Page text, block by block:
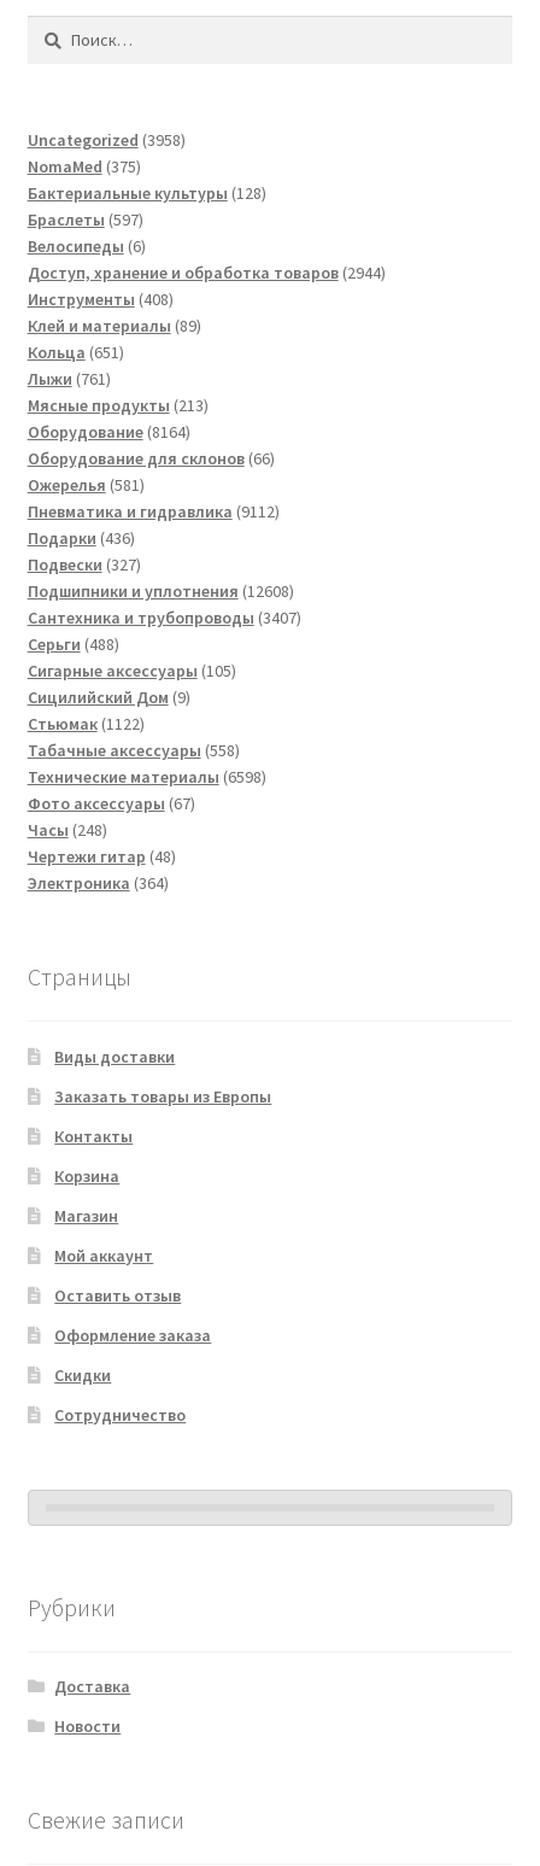
Найти:
Uncategorized 39583958
NomaMed 375375
товаров
Бактериальные культуры 128128
Браслеты 597597
товаров
Велосипеды 66
товаров
Доступ, хранение и обработка товаров 29442944
Инструменты 408408
товаров
Клей и материалы 8989
Кольца 651651
Лыжи 761761
товар
Мясные продукты 213213
Оборудование 81648164
товара
Оборудование для склонов 6666
Ожерелья 581581
товар
Пневматика и гидравлика 91129112
Подарки 436436
товаров
Подвески 327327
товаров
Подшипники и уплотнения 1260812608
товаров
Сантехника и трубопроводы 34073407
Серьги 488488
товаров
Сигарные аксессуары 105105
Сицилийский Дом 99
Стьюмак 11221122
товара
Табачные аксессуары 558558
товаров
Технические материалы 65986598
Фото аксессуары 6767
Часы 248248
товаров
Чертежи гитар 4848
Электроника 364364
Страницы
Виды доставки
Заказать товары из Европы
Контакты
Корзина
Магазин
Мой аккаунт
Оставить отзыв
Оформление заказа
Скидки
Сотрудничество
Рубрики
Доставка
Новости
Свежие записи